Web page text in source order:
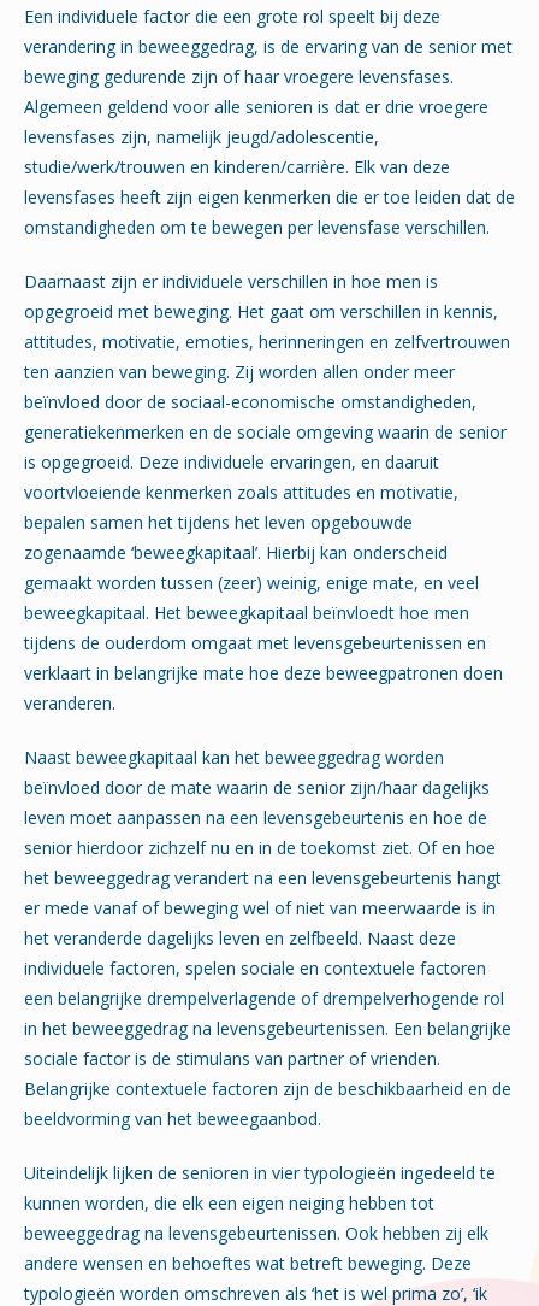
Een individuele factor die een grote rol speelt bij deze
verandering in beweeggedrag, is de ervaring van de senior met
beweging gedurende zijn of haar vroegere levensfases.
Algemeen geldend voor alle senioren is dat er drie vroegere
levensfases zijn, namelijk jeugd/adolescentie,
studie/werk/trouwen en kinderen/carrière. Elk van deze
levensfases heeft zijn eigen kenmerken die er toe leiden dat de
omstandigheden om te bewegen per levensfase verschillen.
Daarnaast zijn er individuele verschillen in hoe men is
opgegroeid met beweging. Het gaat om verschillen in kennis,
attitudes, motivatie, emoties, herinneringen en zelfvertrouwen
ten aanzien van beweging. Zij worden allen onder meer
beïnvloed door de sociaal-economische omstandigheden,
generatiekenmerken en de sociale omgeving waarin de senior
is opgegroeid. Deze individuele ervaringen, en daaruit
voortvloeiende kenmerken zoals attitudes en motivatie,
bepalen samen het tijdens het leven opgebouwde
zogenaamde ‘beweegkapitaal’. Hierbij kan onderscheid
gemaakt worden tussen (zeer) weinig, enige mate, en veel
beweegkapitaal. Het beweegkapitaal beïnvloedt hoe men
tijdens de ouderdom omgaat met levensgebeurtenissen en
verklaart in belangrijke mate hoe deze beweegpatronen doen
veranderen.
Naast beweegkapitaal kan het beweeggedrag worden
beïnvloed door de mate waarin de senior zijn/haar dagelijks
leven moet aanpassen na een levensgebeurtenis en hoe de
senior hierdoor zichzelf nu en in de toekomst ziet. Of en hoe
het beweeggedrag verandert na een levensgebeurtenis hangt
er mede vanaf of beweging wel of niet van meerwaarde is in
het veranderde dagelijks leven en zelfbeeld. Naast deze
individuele factoren, spelen sociale en contextuele factoren
een belangrijke drempelverlagende of drempelverhogende rol
in het beweeggedrag na levensgebeurtenissen. Een belangrijke
sociale factor is de stimulans van partner of vrienden.
Belangrijke contextuele factoren zijn de beschikbaarheid en de
beeldvorming van het beweegaanbod.
Uiteindelijk lijken de senioren in vier typologieën ingedeeld te
kunnen worden, die elk een eigen neiging hebben tot
beweeggedrag na levensgebeurtenissen. Ook hebben zij elk
andere wensen en behoeftes wat betreft beweging. Deze
typologieën worden omschreven als ‘het is wel prima zo’, ‘ik